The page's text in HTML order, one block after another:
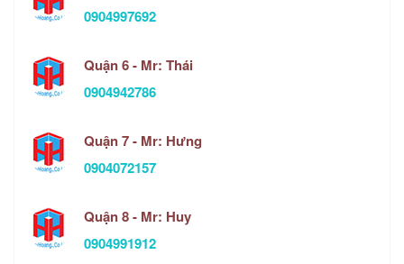
0904997692
Quận 6 - Mr: Thái
0904942786
Quận 7 - Mr: Hưng
0904072157
Quận 8 - Mr: Huy
0904991912